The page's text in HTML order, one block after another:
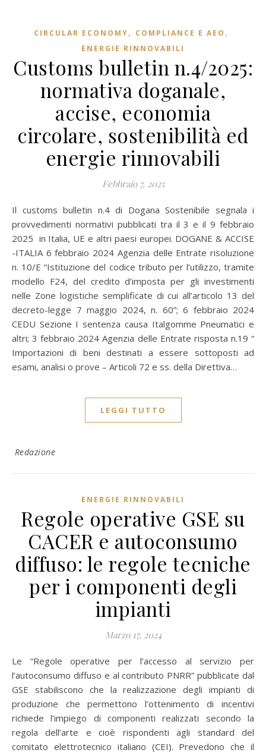
CIRCULAR ECONOMY, COMPLIANCE E AEO ,
ENERGIE RINNOVABILI
Customs bulletin n.4/2025:
normativa doganale,
accise, economia
circolare, sostenibilità ed
energie rinnovabili
Febbraio 7, 2025
Il customs bulletin n.4 di Dogana Sostenibile segnala i
provvedimenti normativi pubblicati tra il 3 e il 9 febbraio
2025 in Italia, UE e altri paesi europei. DOGANE & ACCISE
-ITALIA 6 febbraio 2024 Agenzia delle Entrate risoluzione
n. 10/E “Istituzione del codice tributo per l’utilizzo, tramite
modello F24, del credito d’imposta per gli investimenti
nelle Zone logistiche semplificate di cui all’articolo 13 del
decreto-legge 7 maggio 2024, n. 60”; 6 febbraio 2024
CEDU Sezione I sentenza causa Italgomme Pneumatici e
altri; 3 febbraio 2024 Agenzia delle Entrate risposta n.19 “
Importazioni di beni destinati a essere sottoposti ad
esami, analisi o prove – Articoli 72 e ss. della Direttiva…
LEGGI TUTTO
Redazione
ENERGIE RINNOVABILI
Regole operative GSE su
CACER e autoconsumo
diffuso: le regole tecniche
per i componenti degli
impianti
Marzo 17, 2024
Le “Regole operative per l’accesso al servizio per
l’autoconsumo diffuso e al contributo PNRR” pubblicate dal
GSE stabiliscono che la realizzazione degli impianti di
produzione che permettono l’ottenimento di incentivi
richiede l’impiego di componenti realizzati secondo la
regola dell’arte e cioè rispondenti agli standard del
comitato elettrotecnico italiano (CEI). Prevedono che il